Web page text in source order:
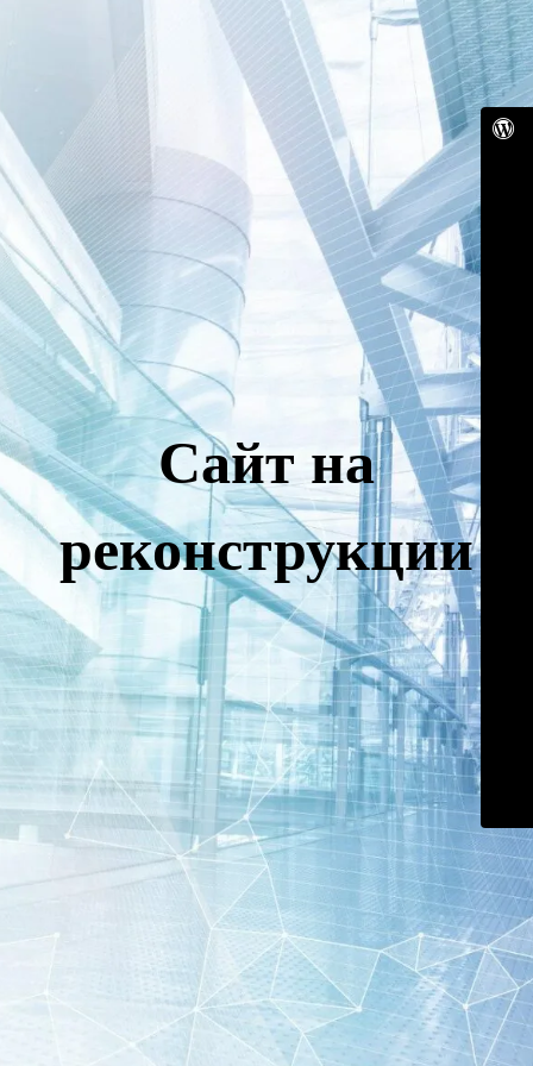
Сайт на
реконструкции